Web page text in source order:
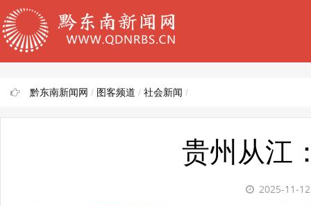
黔东南新闻网 / 图客频道 / 社会新闻 /
贵州从江
2025-11-